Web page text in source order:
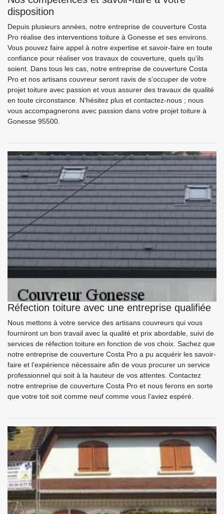
disposition
Depuis plusieurs années, notre entreprise de couverture Costa
Pro réalise des interventions toiture à Gonesse et ses environs.
Vous pouvez faire appel à notre expertise et savoir-faire en toute
confiance pour réaliser vos travaux de couverture, quels qu'ils
soient. Dans tous les cas, notre entreprise de couverture Costa
Pro et nos artisans couvreur seront ravis de s’occuper de votre
projet toiture avec passion et vous assurer des travaux de qualité
en toute circonstance. N'hésitez plus et contactez-nous ; nous
vous accompagnerons avec passion dans votre projet toiture à
Gonesse 95500.
Réfection toiture avec une entreprise qualifiée
Nous mettons à votre service des artisans couvreurs qui vous
fourniront un bon travail avec la qualité et prix abordable, suivi de
services de réfection toiture en fonction de vos choix. Sachez que
notre entreprise de couverture Costa Pro a pu acquérir les savoir-
faire et l’expérience nécessaire afin de vous procurer un service
professionnel qui soit à la hauteur de vos attentes. Contactez
notre entreprise de couverture Costa Pro et nous ferons en sorte
que votre toit soit comme neuf comme vous l’aviez espéré.